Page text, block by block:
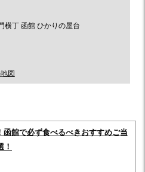
横丁 函館 ひかりの屋台
図
函館で必ず食べるべきおすすめご当
！